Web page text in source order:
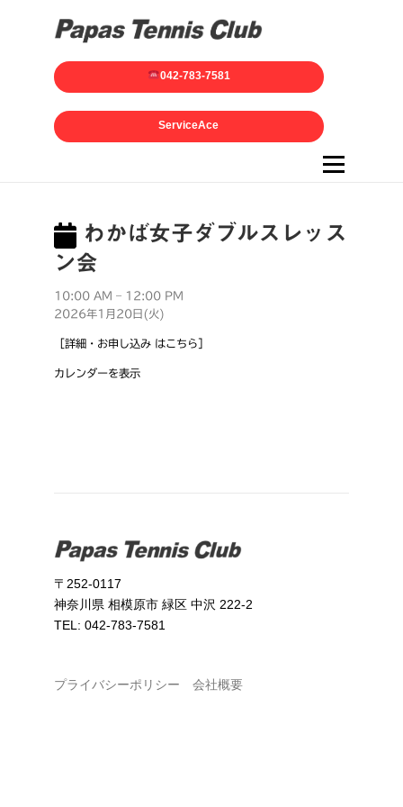
042-783-7581
ServiceAce
メニュー
わかば女子ダブルスレッス
ン会
10:00 AM – 12:00 PM
2026年1月20日(火)
［詳細・お申し込み はこちら］
カレンダーを表示
〒252-0117
神奈川県 相模原市 緑区 中沢 222-2
TEL: 042-783-7581
プライバシーポリシー 会社概要